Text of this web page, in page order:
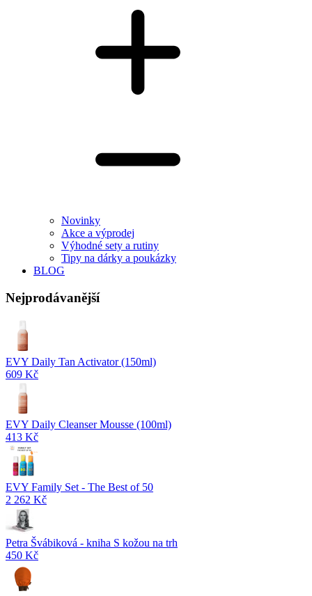
Novinky
Akce a výprodej
Výhodné sety a rutiny
Tipy na dárky a poukázky
BLOG
Nejprodávanější
EVY Daily Tan Activator (150ml)
609 Kč
EVY Daily Cleanser Mousse (100ml)
413 Kč
EVY Family Set - The Best of 50
2 262 Kč
Petra Švábiková - kniha S kožou na trh
450 Kč